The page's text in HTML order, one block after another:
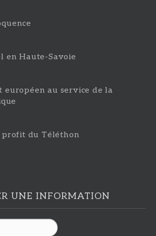
en Haute-Savoie
au service de la
profit du Téléthon
UNE INFORMATION